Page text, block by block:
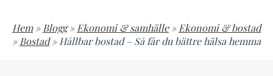
Hem » Blogg » Ekonomi & samhälle » Ekonomi & bostad
» Bostad » Hållbar bostad – Så får du bättre hälsa hemma